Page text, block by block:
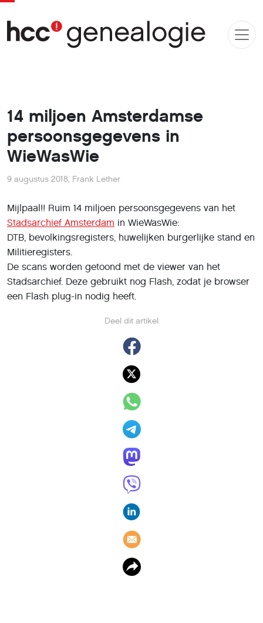
14 miljoen Amsterdamse
persoonsgegevens in
WieWasWie
Deel dit artikel
9 augustus 2018, Frank Lether
Mijlpaal!! Ruim 14 miljoen persoonsgegevens van het
Stadsarchief Amsterdam in WieWasWie:
DTB, bevolkingsregisters, huwelijken burgerlijke stand en
Militieregisters.
De scans worden getoond met de viewer van het
Stadsarchief. Deze gebruikt nog Flash, zodat je browser
een Flash plug-in nodig heeft.